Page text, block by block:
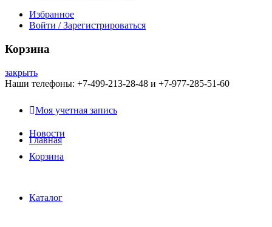
Избранное
Войти / Зарегистрироваться
Корзина
закрыть
Наши телефоны: +7-499-213-28-48 и +7-977-285-51-60
Моя учетная запись
Новости
Корзина
Главная
Каталог